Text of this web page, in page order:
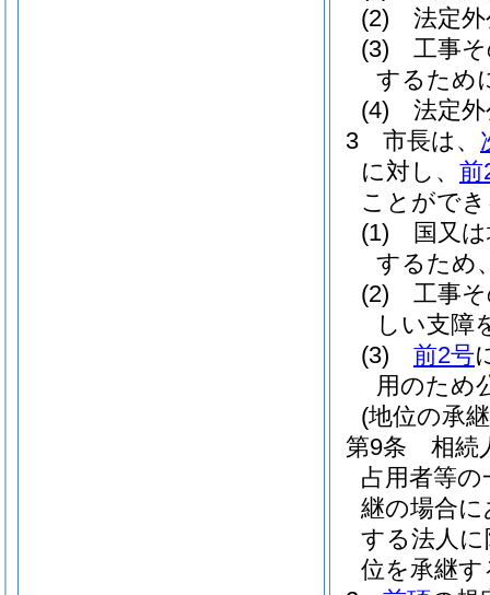
(2)
法定
(3)
工事
するため
(4)
法定
3
市長は、
に対し、 前
ことがで
(1)
国又
するため
(2)
工事
しい支障
(3)
前2号
用のため
(地位の承
第9条
相続
占用者等の
継の場合
する法人
位を承継す